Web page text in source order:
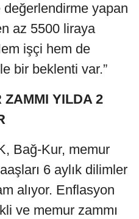
yapan
az 5500 liraya
işçi hem de
bir beklenti var.”
ZAMMI YILDA 2
Bağ-Kur, memur
6 aylık dilimler
alıyor. Enflasyon
ve memur zammı